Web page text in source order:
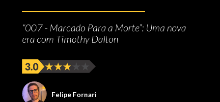
“007 - Marcado Para a Morte”: Uma nova
era com Timothy Dalton
Felipe Fornari